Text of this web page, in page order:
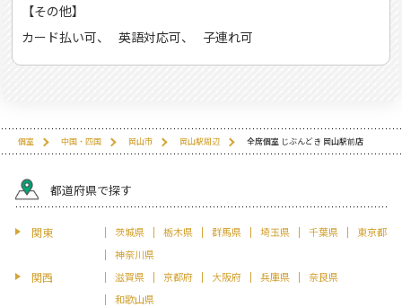
【その他】
カード払い可
英語対応可 子連れ可
個室 中国・四国 岡山市 岡山駅周辺 全席個室 じぶんどき 岡山駅前店
都道府県で探す
関東 茨城県 栃木県 群馬県 埼玉県 千葉県
東京都
神奈川県
関西 滋賀県 京都府 大阪府 兵庫県
奈良県
和歌山県